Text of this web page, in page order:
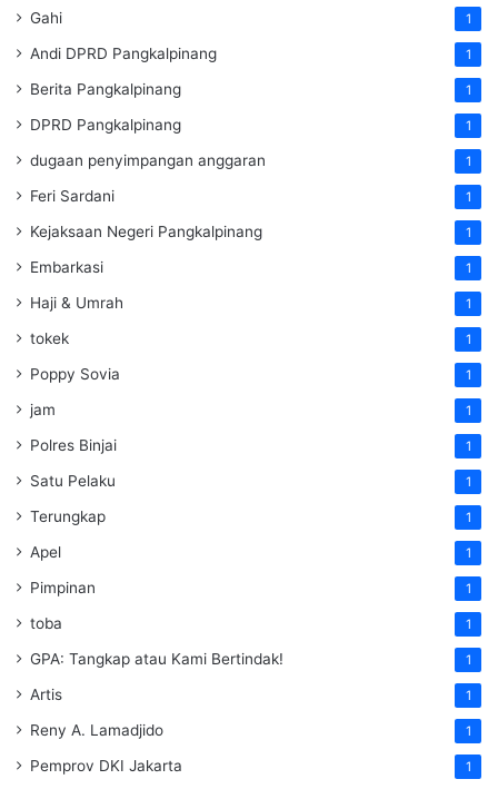
Gahi 1
Andi DPRD Pangkalpinang 1
Berita Pangkalpinang 1
DPRD Pangkalpinang 1
dugaan penyimpangan anggaran 1
Feri Sardani 1
Kejaksaan Negeri Pangkalpinang 1
Embarkasi 1
Haji & Umrah 1
tokek 1
Poppy Sovia 1
jam 1
Polres Binjai 1
Satu Pelaku 1
Terungkap 1
Apel 1
Pimpinan 1
toba 1
GPA: Tangkap atau Kami Bertindak! 1
Artis 1
Reny A. Lamadjido 1
Pemprov DKI Jakarta 1